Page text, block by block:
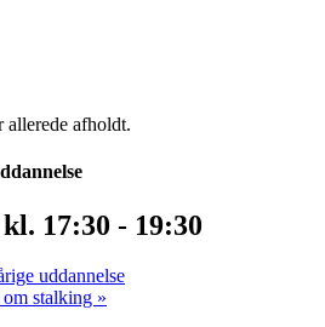
allerede afholdt.
17:30 - 19:30
uddannelse
om stalking »